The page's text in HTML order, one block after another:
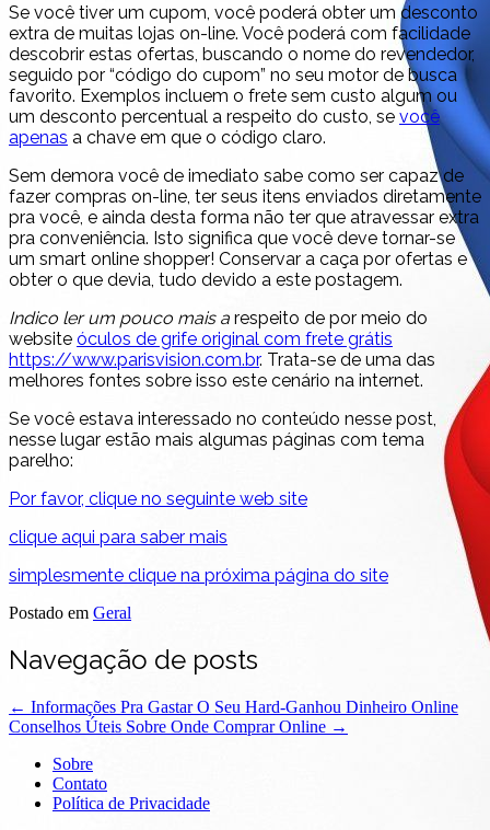
Se você tiver um cupom, você poderá obter um desconto
extra de muitas lojas on-line. Você poderá com facilidade
descobrir estas ofertas, buscando o nome do revendedor,
seguido por “código do cupom” no seu motor de busca
favorito. Exemplos incluem o frete sem custo algum ou
um desconto percentual a respeito do custo, se você
apenas a chave em que o código claro.
Sem demora você de imediato sabe como ser capaz de
fazer compras on-line, ter seus itens enviados diretamente
pra você, e ainda desta forma não ter que atravessar extra
pra conveniência. Isto significa que você deve tornar-se
um smart online shopper! Conservar a caça por ofertas e
obter o que devia, tudo devido a este postagem.
Indico ler um pouco mais a respeito de por meio do
website óculos de grife original com frete grátis
https://www.parisvision.com.br. Trata-se de uma das
melhores fontes sobre isso este cenário na internet.
Se você estava interessado no conteúdo nesse post,
nesse lugar estão mais algumas páginas com tema
parelho:
Por favor, clique no seguinte web site
clique aqui para saber mais
simplesmente clique na próxima página do site
Postado em Geral
Navegação de posts
← Informações Pra Gastar O Seu Hard-Ganhou Dinheiro Online
Conselhos Úteis Sobre Onde Comprar Online →
Sobre
Contato
Política de Privacidade